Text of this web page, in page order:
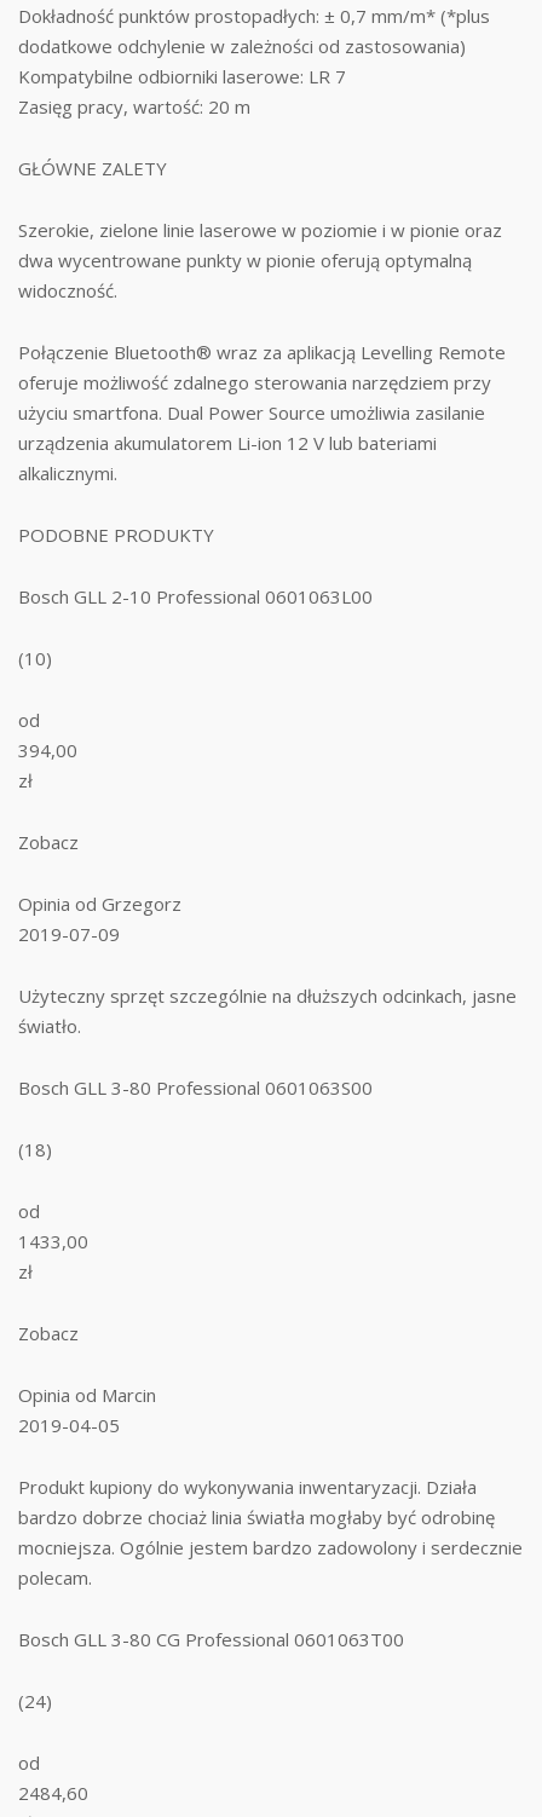
Dokładność punktów prostopadłych: ± 0,7 mm/m* (*plus
dodatkowe odchylenie w zależności od zastosowania)
Kompatybilne odbiorniki laserowe: LR 7
Zasięg pracy, wartość: 20 m
GŁÓWNE ZALETY
Szerokie, zielone linie laserowe w poziomie i w pionie oraz
dwa wycentrowane punkty w pionie oferują optymalną
widoczność.
Połączenie Bluetooth® wraz za aplikacją Levelling Remote
oferuje możliwość zdalnego sterowania narzędziem przy
użyciu smartfona. Dual Power Source umożliwia zasilanie
urządzenia akumulatorem Li-ion 12 V lub bateriami
alkalicznymi.
PODOBNE PRODUKTY
Bosch GLL 2-10 Professional 0601063L00
(10)
od
394,00
zł
Zobacz
Opinia od Grzegorz
2019-07-09
Użyteczny sprzęt szczególnie na dłuższych odcinkach, jasne
światło.
Bosch GLL 3-80 Professional 0601063S00
(18)
od
1433,00
zł
Zobacz
Opinia od Marcin
2019-04-05
Produkt kupiony do wykonywania inwentaryzacji. Działa
bardzo dobrze chociaż linia światła mogłaby być odrobinę
mocniejsza. Ogólnie jestem bardzo zadowolony i serdecznie
polecam.
Bosch GLL 3-80 CG Professional 0601063T00
(24)
od
2484,60